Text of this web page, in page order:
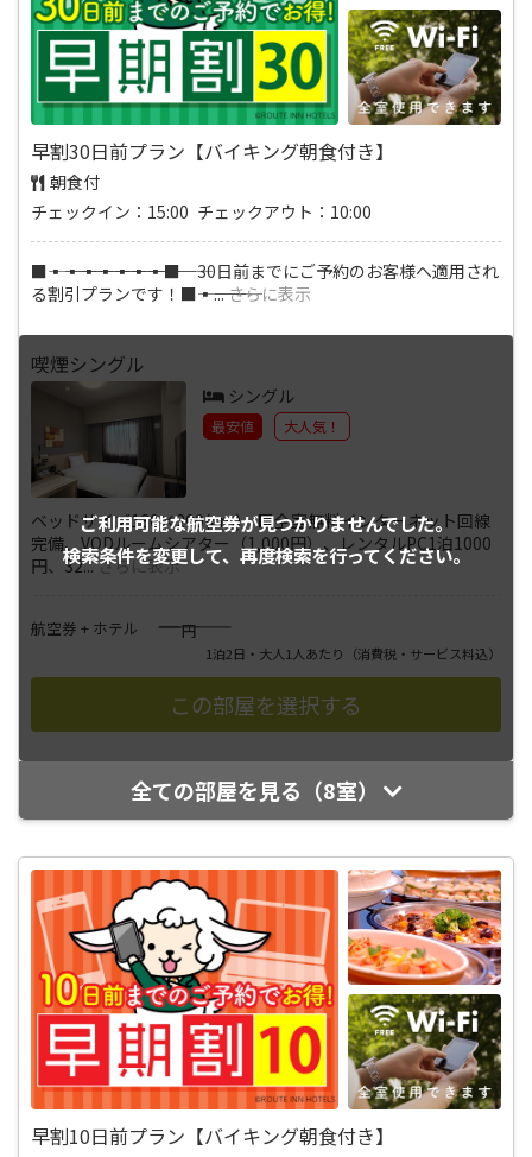
早割30日前プラン【バイキング朝食付き】
朝食付
チェックイン：15:00 チェックアウト：10:00
■―――▪―――▪―――▪―――▪―――▪―――▪―――▪―――■ 30日前までにご予約のお客様へ適用され
る割引プランです！■―――▪―――...さらに表示
ご利用可能な航空券が見つかりませんでした。
検索条件を変更して、 再度検索を行ってください。
喫煙シングル
シングル
最安値 大人気！
ベッドサイズ130×200(cm) ■全室無料インターネット回線
完備、VODルームシアター（1,000円）、レンタルPC1泊1000
円、32...さらに表示
航空券 + ホテル ――――円
1泊2日・大人1人あたり （消費税・サービス料込）
全ての部屋を見る（8室）
早割10日前プラン【バイキング朝食付き】